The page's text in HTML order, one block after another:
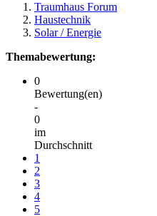
Traumhaus Forum
Haustechnik
Solar / Energie
Themabewertung:
0
Bewertung(en)
-
0
im
Durchschnitt
1
2
3
4
5